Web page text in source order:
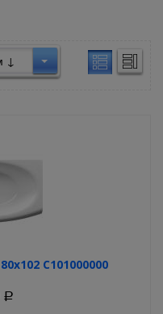
C101000000
Р